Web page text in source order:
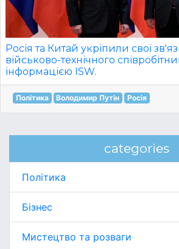
Росія та Китай укріпили свої
військово-технічного
інформацією ISW.
Політика Володимир Путін Росія
categories
Політика
Бізнес
Мистецтво та розваги